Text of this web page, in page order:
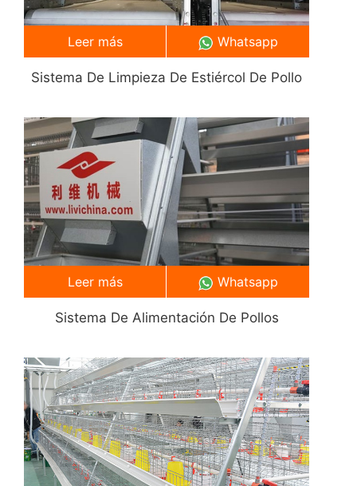
Sistema De Limpieza De Estiércol De Pollo
Leer más Whatsapp
Sistema De Alimentación De Pollos
Leer más Whatsapp